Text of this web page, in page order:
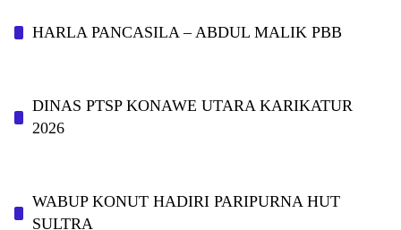
HARLA PANCASILA – ABDUL MALIK PBB
DINAS PTSP KONAWE UTARA KARIKATUR
2026
WABUP KONUT HADIRI PARIPURNA HUT
SULTRA